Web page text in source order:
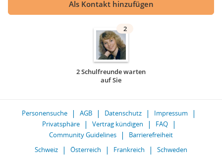
Als Kontakt hinzufügen
2
2 Schulfreunde warten
auf Sie
Personensuche AGB Datenschutz
Impressum
Privatsphäre
Vertrag kündigen
FAQ
Community Guidelines
Barrierefreiheit
Schweiz
Österreich Frankreich Schweden